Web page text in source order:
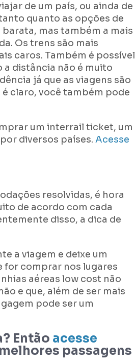
de um país, ou ainda de
quanto as opções de
mas também a mais
Os trens são mais
caros. Também é possível
a distância não é muito
já que as viagens são
é claro, você também pode
um interrail ticket, um
diversos países. Acesse
resolvidas, é hora
de acordo com cada
disso, a dica de
a viagem e deixe um
for comprar nos lugares
aéreas low cost não
e que, além de ser mais
pode ser um
Então acesse
passagens